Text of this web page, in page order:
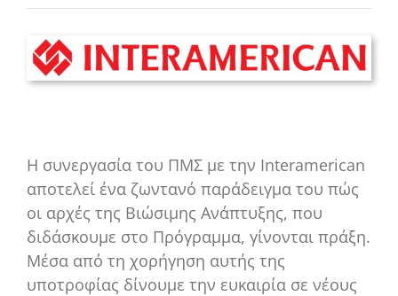
Η συνεργασία του ΠΜΣ με την Interamerican
αποτελεί ένα ζωντανό παράδειγμα του πώς
οι αρχές της Βιώσιμης Ανάπτυξης, που
διδάσκουμε στο Πρόγραμμα, γίνονται πράξη.
Μέσα από τη χορήγηση αυτής της
υποτροφίας δίνουμε την ευκαιρία σε νέους